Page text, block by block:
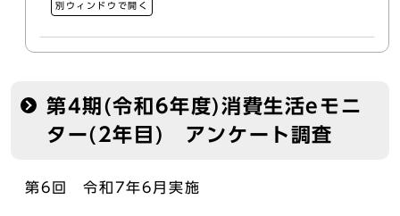
別ウィンドウで開く
第4期(令和6年度)消費生活eモニ
ター(2年目) アンケート調査
第6回 令和7年6月実施